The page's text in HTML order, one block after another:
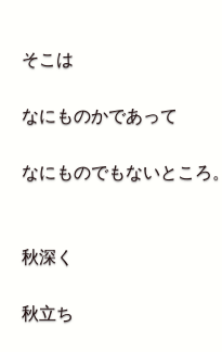
そこは
なにものかであって
なにものでもないところ。
秋深く
秋立ち